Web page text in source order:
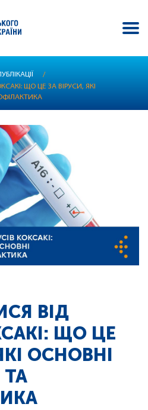
/
ЩО ЦЕ ЗА ВІРУСИ, ЯКІ
ВІД
ЩО ЦЕ
ОСНОВНІ